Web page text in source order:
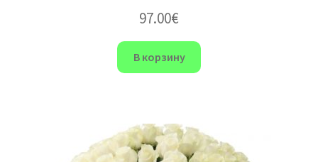
97.00€
В корзину